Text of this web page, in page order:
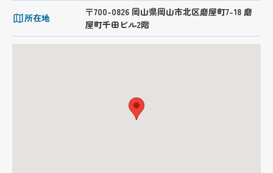
所在地
〒700-0826 岡山県岡山市北区磨屋町7-18 磨
屋町千田ビル2階